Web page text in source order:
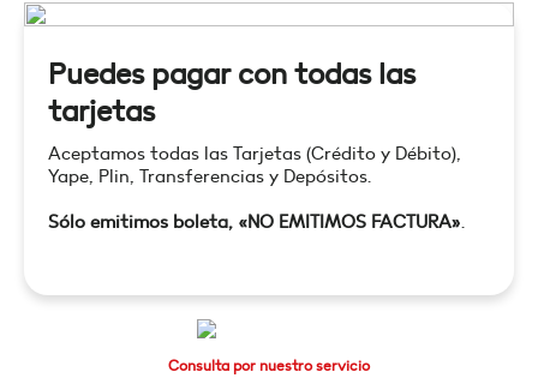
Puedes pagar con todas las
tarjetas
Aceptamos todas las Tarjetas (Crédito y Débito),
Yape, Plin, Transferencias y Depósitos.
Sólo emitimos boleta, «NO EMITIMOS FACTURA».
Consulta por nuestro servicio